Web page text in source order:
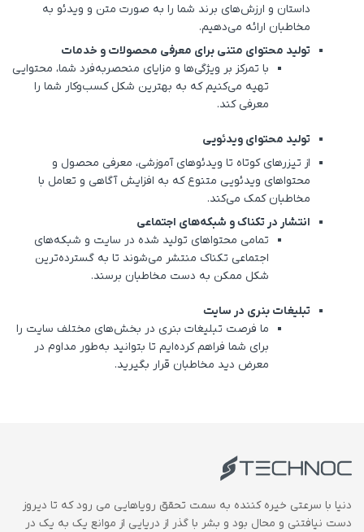
داستان و ارزش‌های برند شما را به صورت متن و ویدئو به
مخاطبان ارائه می‌دهیم.
تولید محتوای متنی برای معرفی محصولات و خدمات
با تمرکز بر ویژگی‌ها و مزایای منحصربه‌فرد شما، محتوایی
تهیه می‌کنیم که به بهترین شکل کسب‌وکار شما را
معرفی کند.
تولید محتوای ویدئویی
از تیزرهای کوتاه تا ویدئوهای آموزشی، معرفی محصول و
محتواهای ویدئویی متنوع که به افزایش آگاهی و تعامل با
مخاطبان کمک می‌کند.
انتشار در تکناک و شبکه‌های اجتماعی
تمامی محتواهای تولید شده در سایت و شبکه‌های
اجتماعی تکناک منتشر می‌شوند تا به گسترده‌ترین
شکل ممکن به دست مخاطبان برسند.
تبلیغات بنری در سایت
ما فرصت‌ تبلیغات بنری در بخش‌های مختلف سایت را
برای شما فراهم کرده‌ایم تا بتوانید به‌طور مداوم در
معرض دید مخاطبان قرار بگیرید.
دنیا با سرعتی خیره کننده به سمت تحقق رویاهایی می رود که تا دیروز
دست نیافتنی و محال بود و بشر با گذر از دریایی از موانع یک به یک در